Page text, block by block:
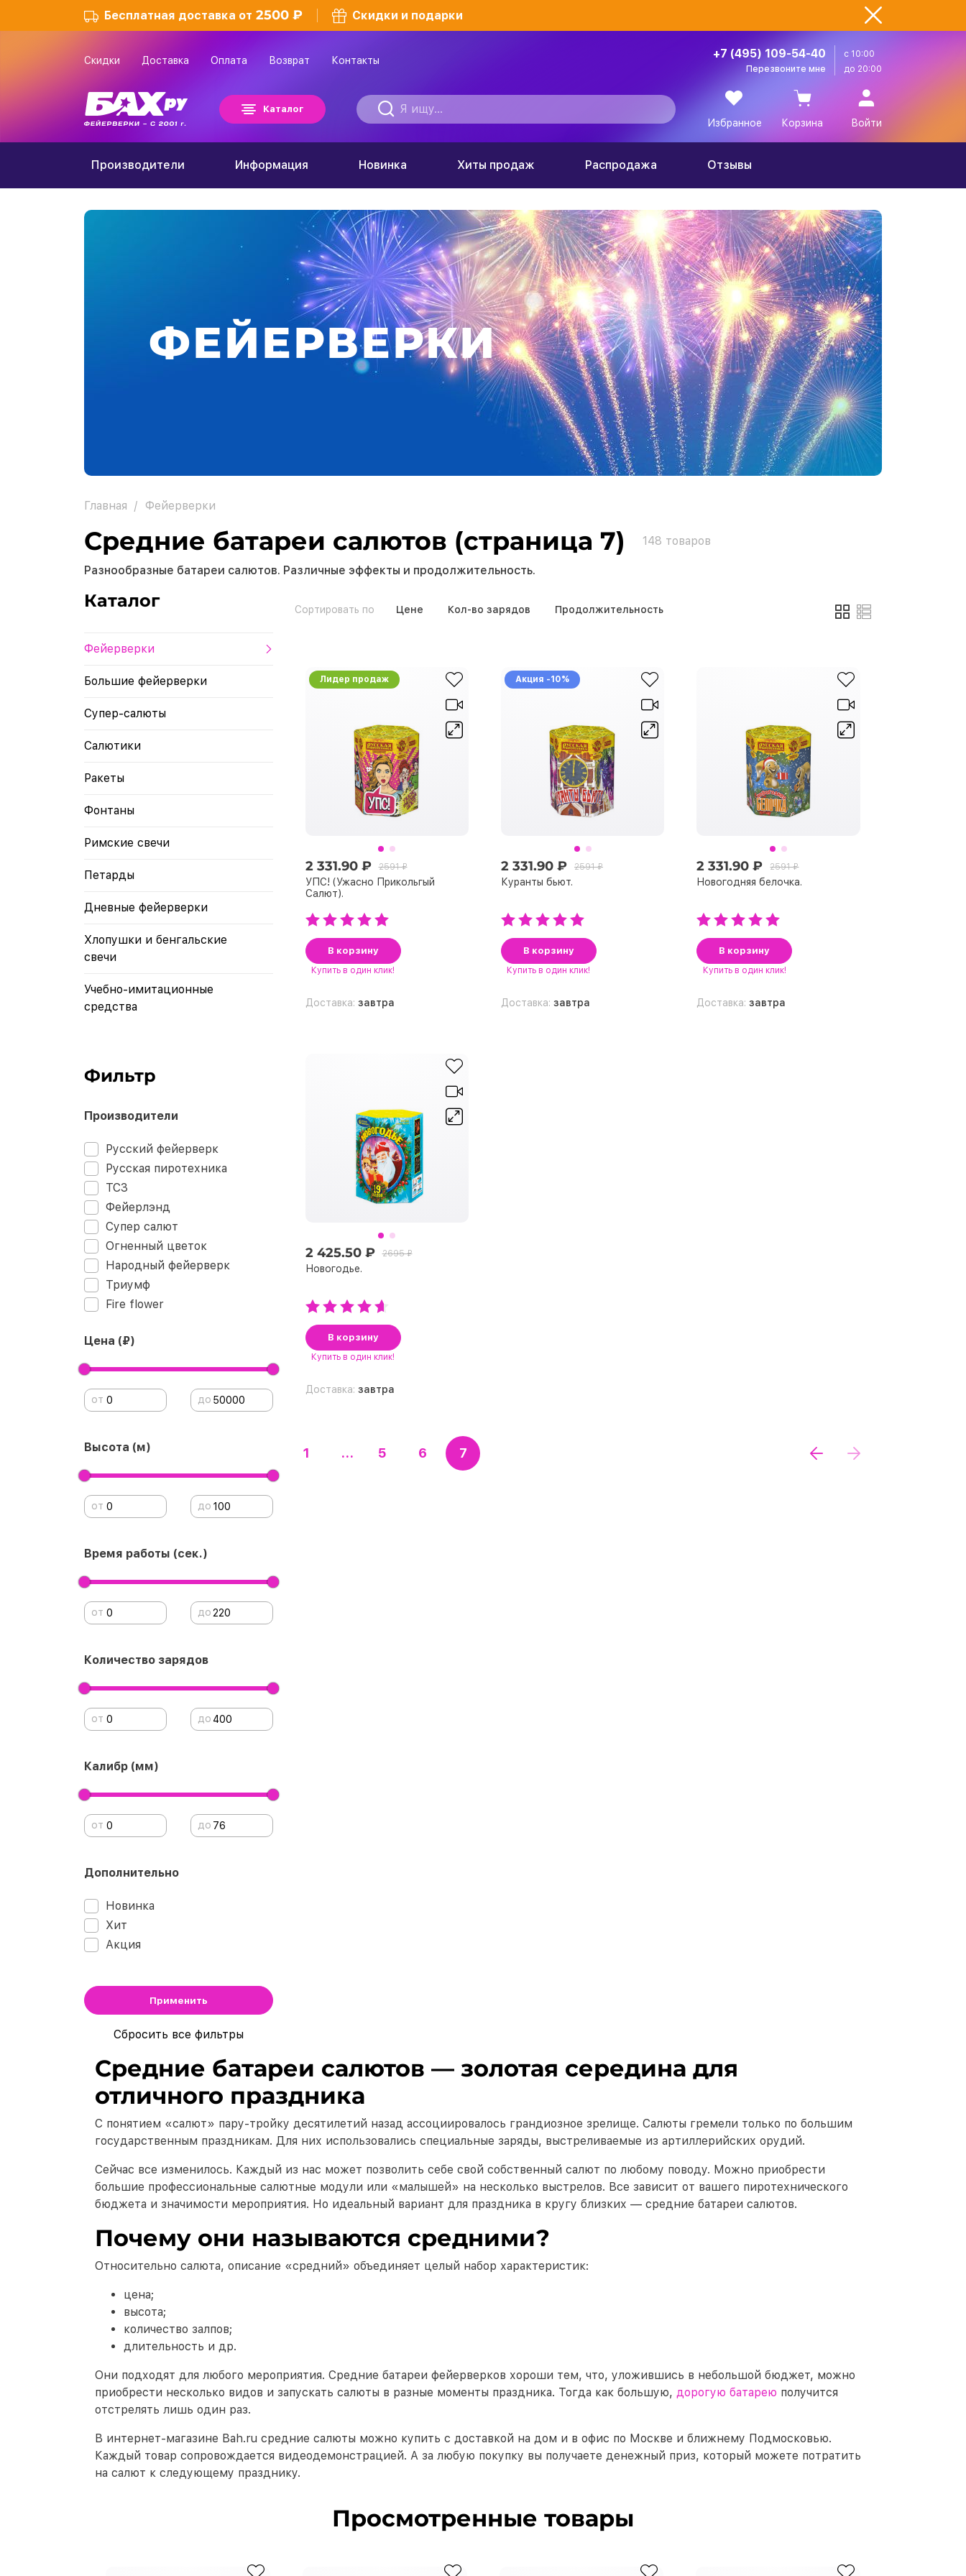
Бесплатная доставка от 2500 ₽ Скидки и подарки
Скидки Доставка Оплата Возврат Контакты +7 (495) 109-54-40
Перезвоните мне
с 10:00
до 20:00
Каталог
Избранное Корзина Войти
Производители Информация Новинка Хиты продаж Распродажа Отзывы
ФЕЙЕРВЕРКИ
Главная Фейерверки
Средние батареи салютов (страница 7) 148 товаров
Разнообразные батареи салютов. Различные эффекты и продолжительность.
Каталог
Фейерверки
Большие фейерверки
Супер-салюты
Салютики
Ракеты
Фонтаны
Римские свечи
Петарды
Дневные фейерверки
Хлопушки и бенгальские
свечи
Учебно-имитационные
средства
Фильтр
Производители
Русский фейерверк
Русская пиротехника
ТСЗ
Фейерлэнд
Супер салют
Огненный цветок
Народный фейерверк
Триумф
Fire flower
Цена (₽)
от до
Высота (м)
от до
Время работы (сек.)
от до
Количество зарядов
от до
Калибр (мм)
от до
Дополнительно
Новинка
Хит
Акция
Применить
Сбросить все фильтры
Сортировать по Цене Кол-во зарядов Продолжительность
Лидер продаж
2 331.90 ₽ 2591 ₽
УПС! (Ужасно Прикольгый
Салют).
В корзину
Купить в один клик!
Доставка: завтра
Акция -10%
2 331.90 ₽ 2591 ₽
Куранты бьют.
В корзину
Купитьв один клик!
Доставка: завтра
2 331.90 ₽ 2591 ₽
Новогодняя белочка.
В корзину
Купить в один клик!
Доставка:завтра
2 425.50 ₽ 2695 ₽
Новогодье.
В корзину
Купить в один клик!
Доставка: завтра
1 ... 5 6 7
Средние батареи салютов — золотая середина для
отличного праздника
С понятием «салют» пару-тройку десятилетий назад ассоциировалось грандиозное зрелище. Салюты гремели только по большим
государственным праздникам. Для них использовались специальные заряды, выстреливаемые из артиллерийских орудий.
Сейчас все изменилось. Каждый из нас может позволить себе свой собственный салют по любому поводу. Можно приобрести
большие профессиональные салютные модули или «малышей» на несколько выстрелов. Все зависит от вашего пиротехнического
бюджета и значимости мероприятия. Но идеальный вариант для праздника в кругу близких — средние батареи салютов.
Почему они называются средними?
Относительно салюта, описание «средний» объединяет целый набор характеристик:
цена;
высота;
количество залпов;
длительность и др.
Они подходят для любого мероприятия. Средние батареи фейерверков хороши тем, что, уложившись в небольшой бюджет, можно
приобрести несколько видов и запускать салюты в разные моменты праздника. Тогда как большую, дорогую батарею получится
отстрелять лишь один раз.
В интернет-магазине Bah.ru средние салюты можно купить с доставкой на дом и в офис по Москве и ближнему Подмосковью.
Каждый товар сопровождается видеодемонстрацией. А за любую покупку вы получаете денежный приз, который можете потратить
на салют к следующему празднику.
Просмотренные товары